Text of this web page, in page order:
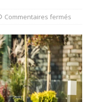
Commentaires fermés